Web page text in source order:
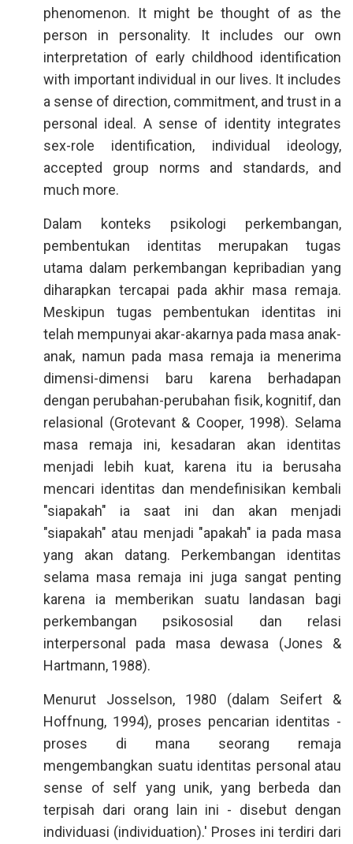
phenomenon. It might be thought of as the
person in personality. It includes our own
interpretation of early childhood identification
with important individual in our lives. It includes
a sense of direction, commitment, and trust in a
personal ideal. A sense of identity integrates
sex-role identification, individual ideology,
accepted group norms and standards, and
much more.
Dalam konteks psikologi perkembangan,
pembentukan identitas merupakan tugas
utama dalam perkembangan kepribadian yang
diharapkan tercapai pada akhir masa remaja.
Meskipun tugas pembentukan identitas ini
telah mempunyai akar-akarnya pada masa anak-
anak, namun pada masa remaja ia menerima
dimensi-dimensi baru karena berhadapan
dengan perubahan-perubahan fisik, kognitif, dan
relasional (Grotevant & Cooper, 1998). Selama
masa remaja ini, kesadaran akan identitas
menjadi lebih kuat, karena itu ia berusaha
mencari identitas dan mendefinisikan kembali
"siapakah" ia saat ini dan akan menjadi
"siapakah" atau menjadi "apakah" ia pada masa
yang akan datang. Perkembangan identitas
selama masa remaja ini juga sangat penting
karena ia memberikan suatu landasan bagi
perkembangan psikososial dan relasi
interpersonal pada masa dewasa (Jones &
Hartmann, 1988).
Menurut Josselson, 1980 (dalam Seifert &
Hoffnung, 1994), proses pencarian identitas -
proses di mana seorang remaja
mengembangkan suatu identitas personal atau
sense of self yang unik, yang berbeda dan
terpisah dari orang lain ini - disebut dengan
individuasi (individuation).' Proses ini terdiri dari